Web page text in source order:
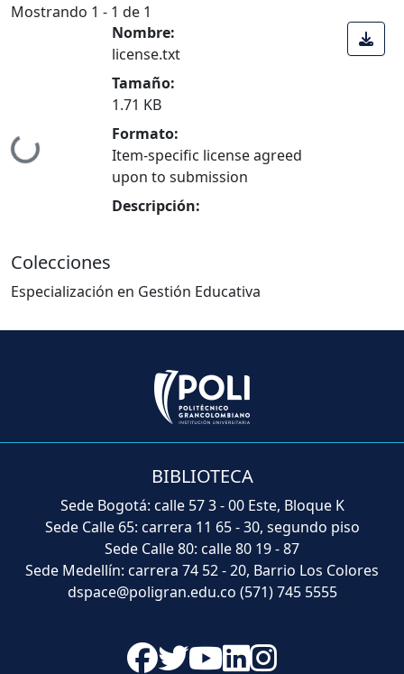
Mostrando 1 - 1 de 1
Cargando...
Nombre:
license.txt
Tamaño:
1.71 KB
Formato:
Item-specific license agreed
upon to submission
Descripción:
Colecciones
Especialización en Gestión Educativa
BIBLIOTECA
Sede Bogotá: calle 57 3 - 00 Este, Bloque K
Sede Calle 65: carrera 11 65 - 30, segundo piso
Sede Calle 80: calle 80 19 - 87
Sede Medellín: carrera 74 52 - 20, Barrio Los Colores
dspace@poligran.edu.co (571) 745 5555